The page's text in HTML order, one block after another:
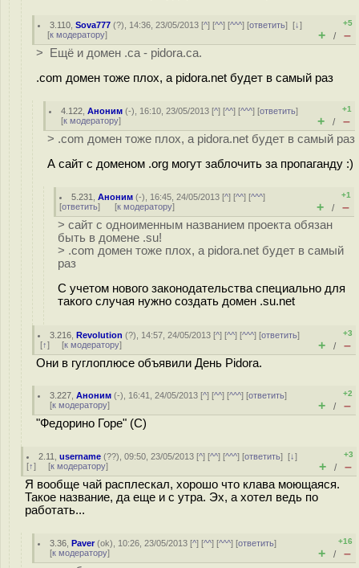
3.110 ,Sova777 (?), 14:36, 23/05/2013 [^] [^^] [^^^] [ответить][↓]
[к модератору]
+5
+ / –
> Ещё и домен .ca - pidora.ca.
.com домен тоже плох, а pidora.net будет в самый раз
4.122 ,Аноним (-), 16:10, 23/05/2013 [^] [^^] [^^^] [ответить]
[к модератору]
+1
+ / –
> .com домен тоже плох, а pidora.net будет в самый раз
А сайт с доменом .org могут заблочить за пропаганду :)
5.231 ,Аноним (-), 16:45, 24/05/2013 [^] [^^] [^^^]
[ответить] [к модератору]
+1
+ / –
> сайт с одноименным названием проекта обязан
быть в домене .su!
> .com домен тоже плох, а pidora.net будет в самый
раз
С учетом нового законодательства специально для
такого случая нужно создать домен .su.net
3.216 ,Revolution (?), 14:57, 24/05/2013 [^] [^^] [^^^] [ответить]
[↑] [к модератору]
+3
+ / –
Они в гуглоплюсе объявили День Pidora.
3.227 ,Аноним (-), 16:41, 24/05/2013 [^] [^^] [^^^] [ответить]
[к модератору]
+2
+ / –
"Федорино Горе" (С)
2.11 ,username (??), 09:50, 23/05/2013 [^] [^^] [^^^] [ответить][↓]
[↑] [к модератору]
+3
+ / –
Я вообще чай расплескал, хорошо что клава моющаяся.
Такое название, да еще и с утра. Эх, а хотел ведь по
работать...
3.36 ,Paver(ok), 10:26, 23/05/2013 [^] [^^] [^^^] [ответить]
[к модератору]
+16
+ / –